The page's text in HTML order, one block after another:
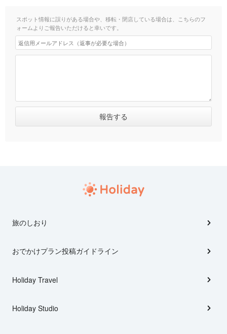
スポット情報に誤りがある場合や、移転・閉店している場合は、こちらのフ
ォームよりご報告いただけると幸いです。
旅のしおり
おでかけプラン投稿ガイドライン
Holiday Travel
Holiday Studio